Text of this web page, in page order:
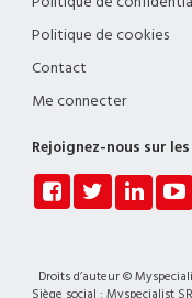
Politique de cookies
Contact
Me connecter
Rejoignez-nous sur
Droits d’auteur ©